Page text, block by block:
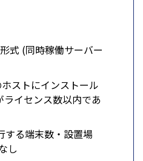
式 (同時稼働サーバー
ストにインストール
イセンス数以内であ
る端末数・設置場
し